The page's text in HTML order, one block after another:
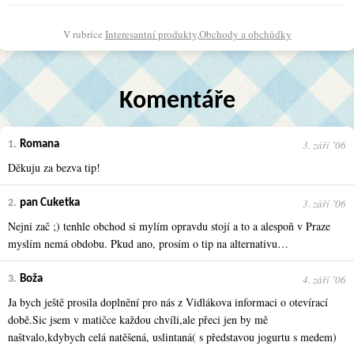
V rubrice Interesantní produkty,Obchody a obchůdky
Komentáře
1. Romana 3. září ʼ06
Děkuju za bezva tip!
2. pan Cuketka 3. září ʼ06
Nejni zač ;) tenhle obchod si mylím opravdu stojí a to a alespoň v Praze
myslím nemá obdobu. Pkud ano, prosím o tip na alternativu…
3. Boža 4. září ʼ06
Ja bych ještě prosila doplnění pro nás z Vidlákova informaci o otevírací
době.Sic jsem v matičce každou chvíli,ale přeci jen by mě
naštvalo,kdybych celá natěšená, uslintaná( s představou jogurtu s medem)